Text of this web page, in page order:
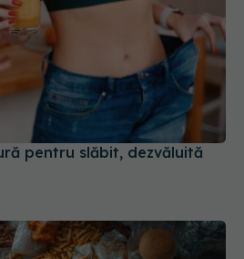
pentru slăbit, dezvăluită